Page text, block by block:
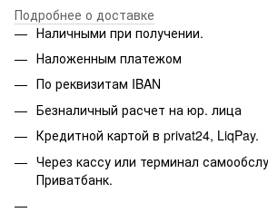
Подробнее о доставке
Наличными при получении.
Наложенным платежом
По реквизитам IBAN
Безналичный расчет на юр. лица
Кредитной картой в privat24, LiqPay.
Через кассу или терминал
Приватбанк.